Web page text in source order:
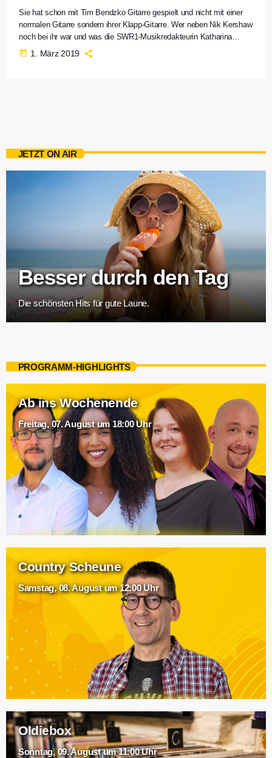
Sie hat schon mit Tim Bendzko Gitarre gespielt und nicht mit einer
normalen Gitarre sondern ihrer Klapp-Gitarre. Wer neben Nik Kershaw
noch bei ihr war und was die SWR1-Musikredakteurin Katharina
Heinius mit einer Rockoper zu tun hat, hat sie unserem Moderator
Peter C. Klein im Talk erzählt. Sie haben die Sendung mit Katharina
today 1. März 2019
JETZT ON AIR
Besser durch den Tag
Die schönsten Hits für gute Laune.
PROGRAMM-HIGHLIGHTS
Ab ins Wochenende
Freitag, 07. August um 18:00 Uhr
Country Scheune
Samstag, 08. August um 12:00 Uhr
Oldiebox
Sonntag, 09. August um 11:00 Uhr